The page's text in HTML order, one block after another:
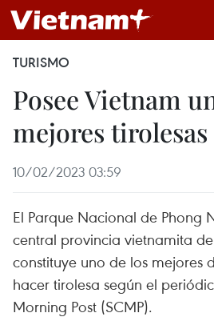
TURISMO
Posee Vietnam
mejores tirolesas
10/02/2023 03:59
El Parque Nacional de Phong
central provincia vietnamita
constituye uno de los mejores
hacer tirolesa según el
Morning Post (SCMP).